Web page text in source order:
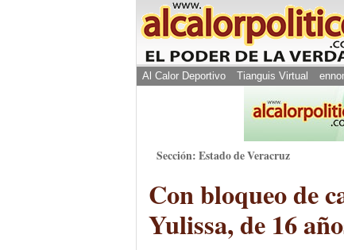
Al Calor Deportivo Tianguis Virtual
Sección: Estado de Veracruz
Con bloqueo de
Yulissa, de 16